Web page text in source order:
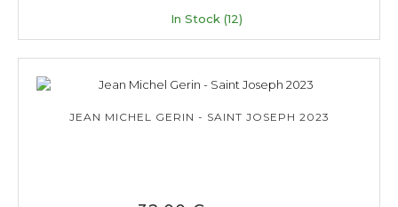
In Stock (12)
JEAN MICHEL GERIN - SAINT JOSEPH 2023